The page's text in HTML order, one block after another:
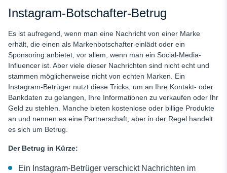
Instagram-Botschafter-Betrug
Es ist aufregend, wenn man eine Nachricht von einer Marke
erhält, die einen als Markenbotschafter einlädt oder ein
Sponsoring anbietet, vor allem, wenn man ein Social-Media-
Influencer ist. Aber viele dieser Nachrichten sind nicht echt und
stammen möglicherweise nicht von echten Marken. Ein
Instagram-Betrüger nutzt diese Tricks, um an Ihre Kontakt- oder
Bankdaten zu gelangen, Ihre Informationen zu verkaufen oder Ihr
Geld zu stehlen. Manche bieten kostenlose oder billige Produkte
an und nennen es eine Partnerschaft, aber in der Regel handelt
es sich um Betrug.
Der Betrug in Kürze:
Ein Instagram-Betrüger verschickt Nachrichten im